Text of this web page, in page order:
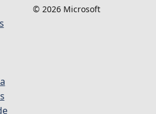
© 2026 Microsoft